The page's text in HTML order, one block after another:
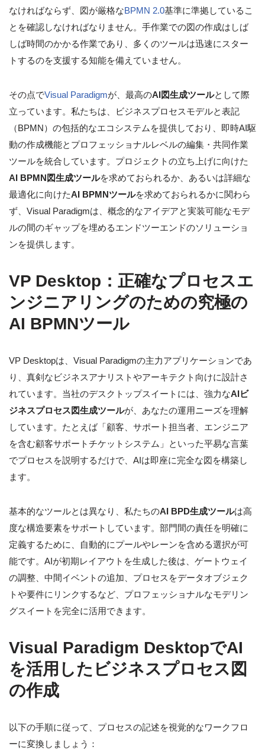
なければならず、図が厳格なBPMN 2.0基準に準拠しているこ
とを確認しなければなりません。手作業での図の作成はしば
しば時間のかかる作業であり、多くのツールは迅速にスター
トするのを支援する知能を備えていません。
その点でVisual Paradigmが、最高のAI図生成ツールとして際
立っています。私たちは、ビジネスプロセスモデルと表記
（BPMN）の包括的なエコシステムを提供しており、即時AI駆
動の作成機能とプロフェッショナルレベルの編集・共同作業
ツールを統合しています。プロジェクトの立ち上げに向けた
AI BPMN図生成ツールを求めておられるか、あるいは詳細な
最適化に向けたAI BPMNツールを求めておられるかに関わら
ず、Visual Paradigmは、概念的なアイデアと実装可能なモデ
ルの間のギャップを埋めるエンドツーエンドのソリューショ
ンを提供します。
VP Desktop：正確なプロセスエ
ンジニアリングのための究極の
AI BPMNツール
VP Desktopは、Visual Paradigmの主力アプリケーションであ
り、真剣なビジネスアナリストやアーキテクト向けに設計さ
れています。当社のデスクトップスイートには、強力なAIビ
ジネスプロセス図生成ツールが、あなたの運用ニーズを理解
しています。たとえば「顧客、サポート担当者、エンジニア
を含む顧客サポートチケットシステム」といった平易な言葉
でプロセスを説明するだけで、AIは即座に完全な図を構築し
ます。
基本的なツールとは異なり、私たちのAI BPD生成ツールは高
度な構造要素をサポートしています。部門間の責任を明確に
定義するために、自動的にプールやレーンを含める選択が可
能です。AIが初期レイアウトを生成した後は、ゲートウェイ
の調整、中間イベントの追加、プロセスをデータオブジェク
トや要件にリンクするなど、プロフェッショナルなモデリン
グスイートを完全に活用できます。
Visual Paradigm DesktopでAI
を活用したビジネスプロセス図
の作成
以下の手順に従って、プロセスの記述を視覚的なワークフロ
ーに変換しましょう：